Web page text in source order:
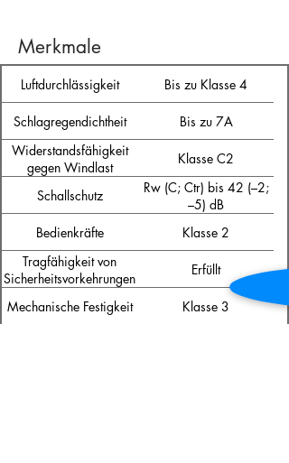
Merkmale
Luftdurchlässigkeit Bis zu Klasse 4
Schlagregendichtheit
Bis zu 7A
Widerstandsfähigkeit
gegen Windlast
Klasse C2
Schallschutz
Rw (C; Ctr) bis 42 (–2;
–5) dB
Bedienkräfte
Klasse 2
Tragfähigkeit von
Sicherheitsvorkehrungen
Erfüllt
Mechanische Festigkeit Klasse 3